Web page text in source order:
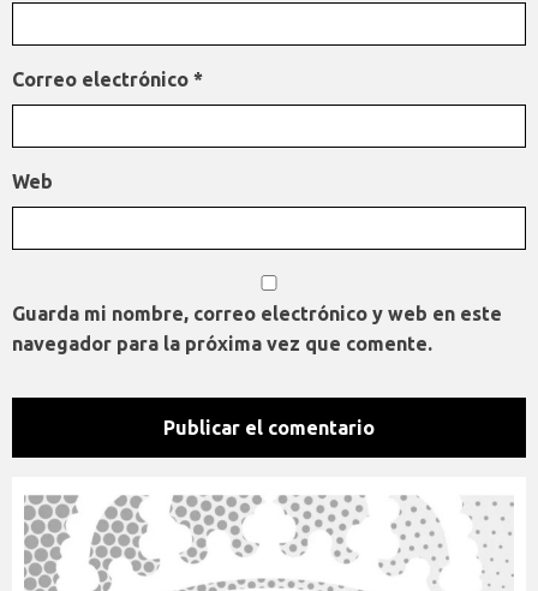
Correo electrónico *
Web
Guarda mi nombre, correo electrónico y web en este
navegador para la próxima vez que comente.